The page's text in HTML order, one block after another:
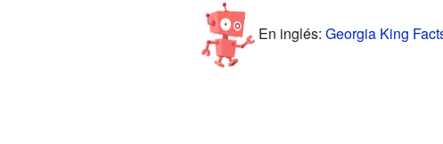
En inglés: Georgia King